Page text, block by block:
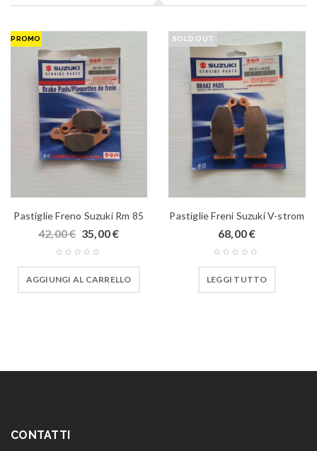
PROMO
Pastiglie Freno Suzuki Rm 85
42,00€ 35,00€
AGGIUNGI AL CARRELLO
SOLD OUT
Pastiglie Freni Suzuki V-strom
68,00€
LEGGI TUTTO
CONTATTI